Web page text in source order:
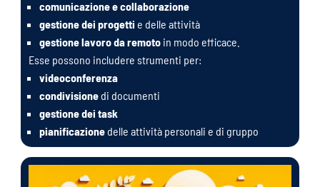
comunicazione e collaborazione
gestione dei progetti e delle attività
gestione lavoro da remotoin modo efficace.
Esse possono includere strumenti per:
videoconferenza
condivisionedi documenti
gestione dei task
pianificazionedelle attività personali e di gruppo